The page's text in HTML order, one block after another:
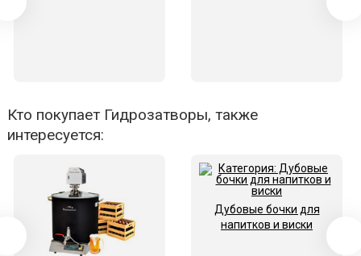
Кто покупает Гидрозатворы, также
интересуется:
Дубовые бочки для
напитков и виски